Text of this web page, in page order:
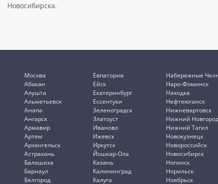
Новосибирска.
Москва
Абакан
Алушта
Альметьевск
Анапа
Ангарск
Армавир
Артем
Архангельск
Астрахань
Балашиха
Барнаул
Белгород
Евпатория
Ейск
Екатеринбург
Ессентуки
Зеленоградск
Златоуст
Иваново
Ижевск
Иркутск
Йошкар-Ола
Казань
Калининград
Калуга
Набережные
Наро-Фоминск
Находка
Нефтеюганск
Нижневартовск
Нижний
Нижний Тагил
Новокузнецк
Новороссийск
Новосибирск
Ногинск
Норильск
Ноябрьск